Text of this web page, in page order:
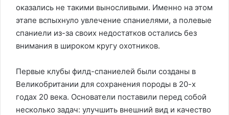
оказались не такими выносливыми. Именно на этом
этапе вспыхнуло увлечение спаниелями, а полевые
спаниели из-за своих недостатков остались без
внимания в широком кругу охотников.
Первые клубы филд-спаниелей были созданы в
Великобритании для сохранения породы в 20-х
годах 20 века. Основатели поставили перед собой
несколько задач: улучшить внешний вид и качество